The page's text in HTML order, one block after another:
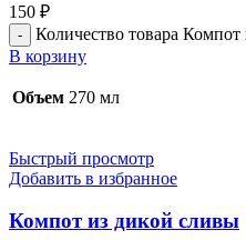
150 ₽
Количество товара
В корзину
Объем 270 мл
Быстрый просмотр
Добавить в избранное
Компот из дикой сливы